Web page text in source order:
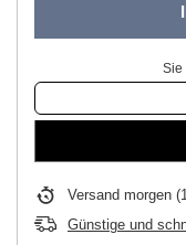
Sie
Versand morgen
Günstige und